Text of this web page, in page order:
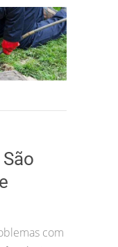
com